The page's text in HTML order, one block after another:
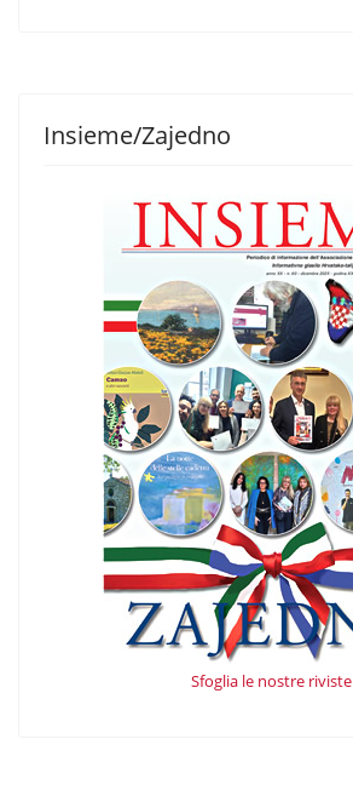
Insieme/Zajedno
Sfoglia le nostre riviste